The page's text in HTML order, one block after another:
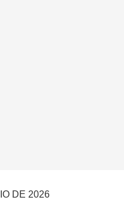
DE 2026